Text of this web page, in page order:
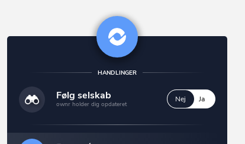
HANDLINGER
Følg selskab
ownr holder dig opdateret
Nej Ja